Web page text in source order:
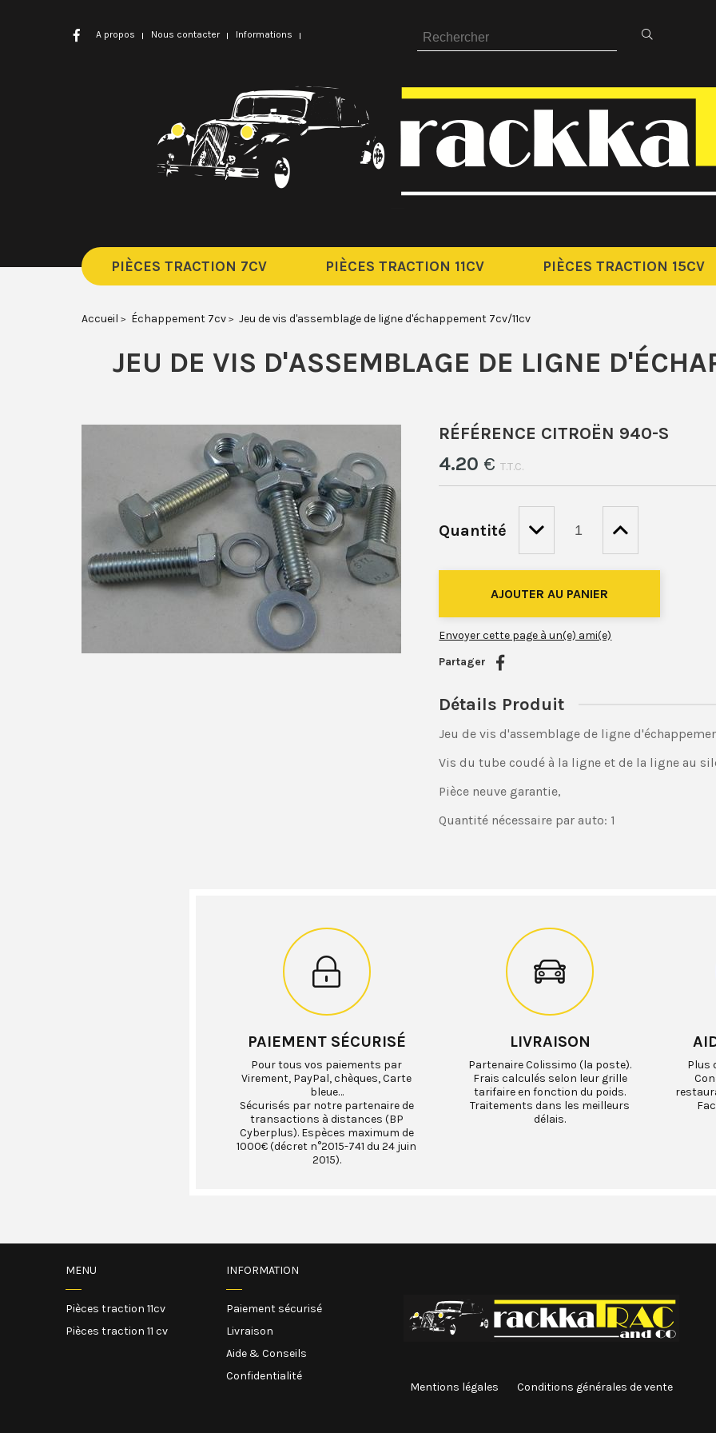
PIÈCES TRACTION 7CV PIÈCES TRACTION 11CV PIÈCES TRACTION 15CV
Accueil Échappement 7cv Jeu de vis d'assemblage de ligne d'échappement 7cv/11cv
JEU DE VIS D'ASSEMBLAGE DE LIGNE
RÉFÉRENCE CITROËN 940-S
4.20 €T.T.C.
Quantité
Envoyer cette page à un(e) ami(e)
Partager
Détails Produit
Jeu de vis d'assemblage de ligne
Vis du tube coudé à la ligne et de la ligne au
Pièce neuve garantie,
Quantité nécessaire par auto: 1
A propos Nous contacter Informations
PAIEMENT SÉCURISÉ
Pour tous vos paiements par
Virement, PayPal, chèques, Carte
bleue…
Sécurisés par notre partenaire de
transactions à distances (BP
Cyberplus). Espèces maximum de
1000€ (décret n°2015-741 du 24 juin
2015).
LIVRAISON
Partenaire Colissimo (la poste).
Frais calculés selon leur grille
tarifaire en fonction du poids.
Traitements dans les meilleurs
délais.
Plus
MENU
Pièces traction 11cv
Pièces traction 11 cv
INFORMATION
Paiement sécurisé
Livraison
Aide & Conseils
Confidentialité
Mentions légales
Conditions générales de vente